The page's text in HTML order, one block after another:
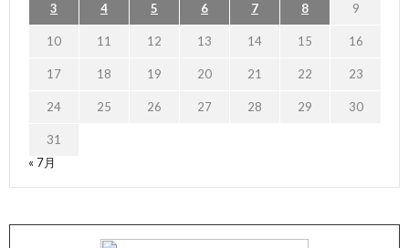
3 4 5 6 7 8 9
10 11 12 13 14 15 16
17 18 19 20 21 22 23
24 25 26 27 28 29 30
31
« 7月